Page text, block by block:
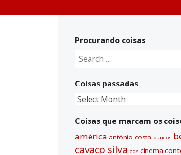
Procurando coisas
Search
for:
Coisas passadas
Coisas
Coisas que marcam os
américa antónio costa bancos
cavaco silva cds cinema